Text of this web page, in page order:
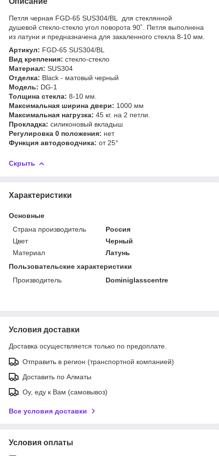
Петля черная FGD-65 SUS304/BL
для стеклянной
душевой стекло-стекло угол поворота 90˚. Петля выполнена
из латуни и предназначена для закаленного стекла 8-10 мм.
Артикул: FGD-65 SUS304/BL
Вид крепления: стекло-стекло
Материал: SUS304
Отделка: Black - матовый черный
Модель: DG-1
Толщина стекла: 8-10 мм.
Максимальная ширина двери: 1000 мм
Максимальная нагрузка: 45 кг. на 2 петли.
Прокладка: силиконовый вкладыш
Регулировка 0 положения: нет
Функция автодоводчика: от 25°
Скрыть
Характеристики
Основные
Страна производитель
Россия
Цвет
Черный
Материал
Латунь
Пользовательские характеристики
Производитель
Dominiglasscentre
Условия доставки
Доставка осуществляется только по предоплате.
Отправить в регион (транспортной компанией)
Доставить по Алматы
Оу, еду к Вам (самовывоз)
Все условия доставки
Условия оплаты